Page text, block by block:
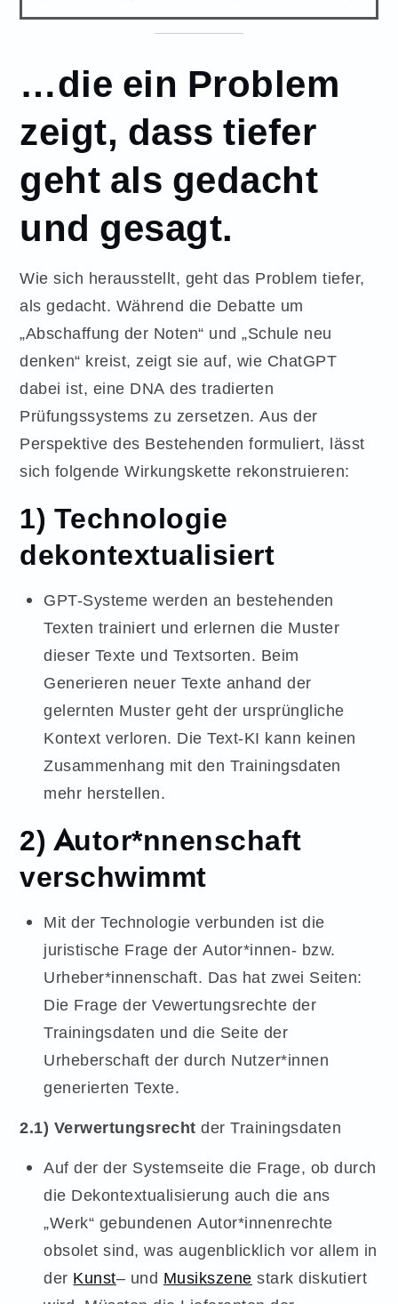
…die ein Problem
zeigt, dass tiefer
geht als gedacht
und gesagt.
Wie sich herausstellt, geht das Problem tiefer,
als gedacht. Während die Debatte um
„Abschaffung der Noten“ und „Schule neu
denken“ kreist, zeigt sie auf, wie ChatGPT
dabei ist, eine DNA des tradierten
Prüfungssystems zu zersetzen. Aus der
Perspektive des Bestehenden formuliert, lässt
sich folgende Wirkungskette rekonstruieren:
1) Technologie
dekontextualisiert
GPT-Systeme werden an bestehenden
Texten trainiert und erlernen die Muster
dieser Texte und Textsorten. Beim
Generieren neuer Texte anhand der
gelernten Muster geht der ursprüngliche
Kontext verloren. Die Text-KI kann keinen
Zusammenhang mit den Trainingsdaten
mehr herstellen.
2) Autor*nnenschaft
verschwimmt
Mit der Technologie verbunden ist die
juristische Frage der Autor*innen- bzw.
Urheber*innenschaft. Das hat zwei Seiten:
Die Frage der Vewertungsrechte der
Trainingsdaten und die Seite der
Urheberschaft der durch Nutzer*innen
generierten Texte.
2.1) Verwertungsrecht der Trainingsdaten
Auf der der Systemseite die Frage, ob durch
die Dekontextualisierung auch die ans
„Werk“ gebundenen Autor*innenrechte
obsolet sind, was augenblicklich vor allem in
der Kunst– und Musikszene stark diskutiert